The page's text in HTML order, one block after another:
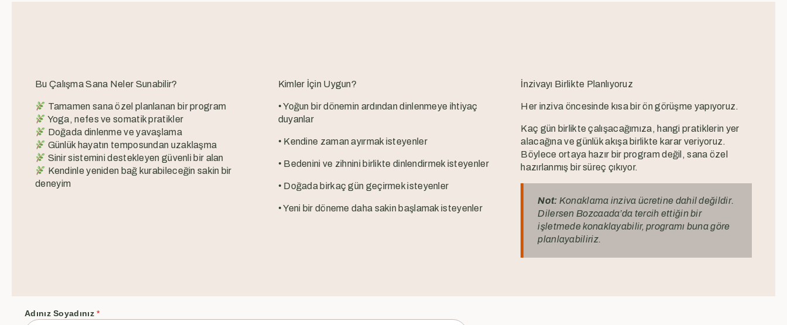
Bu Çalışma Sana Neler Sunabilir?
Tamamen sana özel planlanan bir program
Yoga, nefes ve somatik pratikler
Doğada dinlenme ve yavaşlama
Günlük hayatın temposundan uzaklaşma
Sinir sistemini destekleyen güvenli bir alan
Kendinle yeniden bağ kurabileceğin sakin bir
deneyim
Kimler İçin Uygun?
• Yoğun bir dönemin ardından dinlenmeye ihtiyaç
duyanlar
• Kendine zaman ayırmak isteyenler
• Bedenini ve zihnini birlikte dinlendirmek isteyenler
• Doğada birkaç gün geçirmek isteyenler
• Yeni bir döneme daha sakin başlamak isteyenler
İnzivayı Birlikte Planlıyoruz
Her inziva öncesinde kısa bir ön görüşme yapıyoruz.
Kaç gün birlikte çalışacağımıza, hangi pratiklerin yer
alacağına ve günlük akışa birlikte karar veriyoruz.
Böylece ortaya hazır bir program değil, sana özel
hazırlanmış bir süreç çıkıyor.
Not: Konaklama inziva ücretine dahil değildir.
Dilersen Bozcaada’da tercih ettiğin bir
işletmede konaklayabilir, programı buna göre
planlayabiliriz.
Adınız Soyadınız*